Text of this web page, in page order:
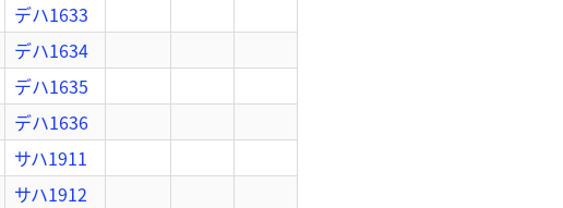
デハ1633
デハ1634
デハ1635
デハ1636
サハ1911
サハ1912